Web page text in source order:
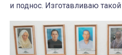
и поднос. Изготавливаю